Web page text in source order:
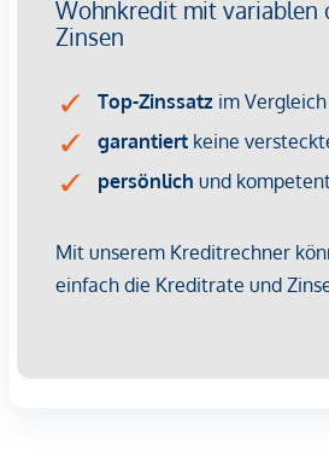
Vorraum (ca. 4,5 m²)
Wohnküche mit direktem
m²)
Schlafzimmer (ca. 17,5 m²)
Balkon (ca. 6 m²)